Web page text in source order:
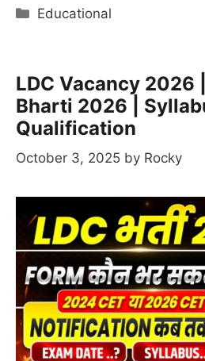
Categories
Educational
LDC Vacancy 2026
Bharti 2026 |
Qualification
October 3, 2025 by Rocky